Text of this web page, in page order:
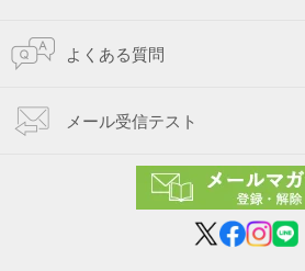
よくある質問
メール受信テスト